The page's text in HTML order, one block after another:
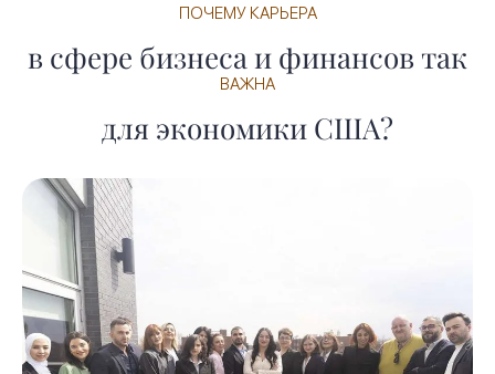
ПОЧЕМУ КАРЬЕРА
в сфере бизнеса и финансов так
ВАЖНА
для экономики США?